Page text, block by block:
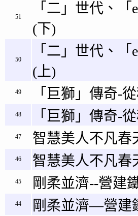
51
「二」世代、
(下)
50
「二」世代、
(上)
49 「巨獅」傳奇-
48 「巨獅」傳奇-
47 智慧美人不凡春
46 智慧美人不凡春
45 剛柔並濟--營建
44 剛柔並濟—營建